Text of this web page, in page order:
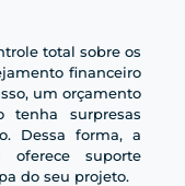
total sobre os
financeiro
um orçamento
tenha surpresas
Dessa forma, a
oferece suporte
do seu projeto.